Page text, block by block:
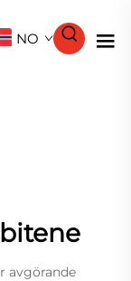
NO
avgörande